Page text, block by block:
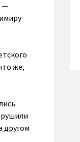
—
же,
другом